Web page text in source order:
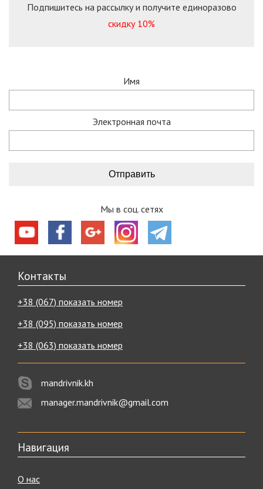
Подпишитесь на рассылку и получите единоразово
скидку 10%
Имя
Электронная почта
Мы в соц. сетях
Контакты
+38 (067) показать номер
+38 (095) показать номер
+38 (063) показать номер
mandrivnik.kh
manager.mandrivnik@gmail.com
Навигация
О нас